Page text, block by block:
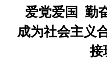
爱党爱国 勤
成为社会主义
接